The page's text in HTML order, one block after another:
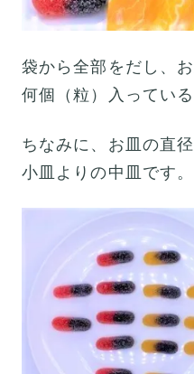
袋から全部をだし、
何個（粒）入ってい
ちなみに、お皿の直
小皿よりの中皿です。